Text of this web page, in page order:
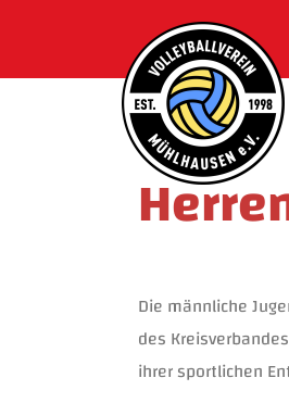
Die männliche
des
ihrer sportlichen